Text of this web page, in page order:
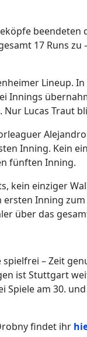
17 Runs
Lineup.
Innings
Lucas Traut
Inning. Kein
fünften Inning.
kein einziger
Inning zum
über das
– Zeit
ist Stuttgart
am 30.
findet ihr